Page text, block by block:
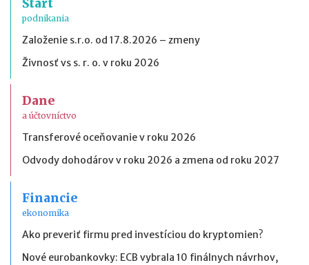
Štart
podnikania
Založenie s.r.o. od 17.8.2026 – zmeny
Živnosť vs s. r. o. v roku 2026
Dane
a účtovníctvo
Transferové oceňovanie v roku 2026
Odvody dohodárov v roku 2026 a zmena od roku 2027
Financie
ekonomika
Ako preveriť firmu pred investíciou do kryptomien?
Nové eurobankovky: ECB vybrala 10 finálnych návrhov,